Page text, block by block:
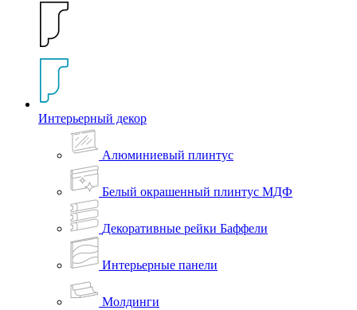
Интерьерный декор
Алюминиевый плинтус
Белый окрашенный плинтус МДФ
Декоративные рейки Баффели
Интерьерные панели
Молдинги